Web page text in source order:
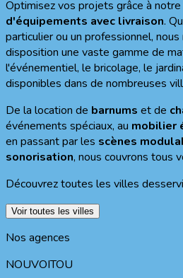
Optimisez vos projets grâce à
d'équipements avec livraison.
particulier ou un professionnel,
disposition une vaste gamme de
l'événementiel, le bricolage, le
disponibles dans de nombreuses
De la location de barnums et de
événements spéciaux, au mobilier
en passant par les scènes
sonorisation, nous couvrons tous
Découvrez toutes les villes
Voir toutes les villes
Nos agences
NOUVOITOU